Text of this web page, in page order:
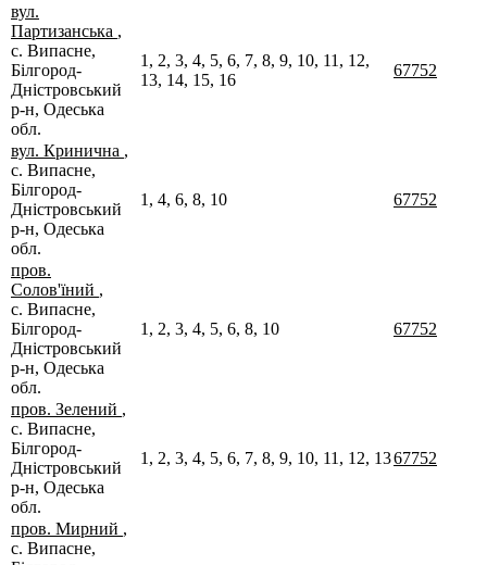
вул.
Партизанська ,
с. Випасне,
Білгород-
Дністровський
р-н, Одеська
обл.
1, 2, 3, 4, 5, 6, 7, 8, 9, 10, 11, 12,
13, 14, 15, 16
67752
вул. Кринична ,
с. Випасне,
Білгород-
Дністровський
р-н, Одеська
обл.
1, 4, 6, 8, 10 67752
пров.
Солов'їний ,
с. Випасне,
Білгород-
Дністровський
р-н, Одеська
обл.
1, 2, 3, 4, 5, 6, 8, 10 67752
пров. Зелений ,
с. Випасне,
Білгород-
Дністровський
р-н, Одеська
обл.
1, 2, 3, 4, 5, 6, 7, 8, 9, 10, 11, 12, 1367752
пров. Мирний ,
с. Випасне,